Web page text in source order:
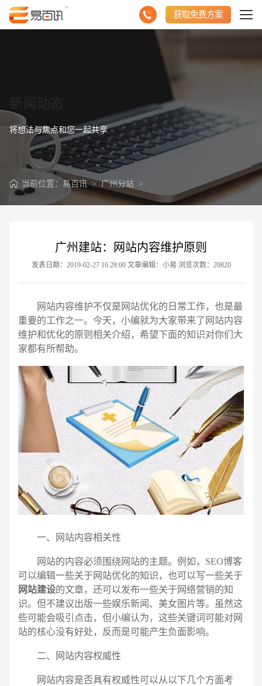
获取免费方案
将想法与焦点和您一起共享
当前位置： 易百讯>广州分站>
广州建站：网站内容维护原则
发表日期：2019-02-27 16:28:00 文章编辑：小易 浏览次数：20820
网站内容维护不仅是网站优化的日常工作，也是最
重要的工作之一。今天，小编就为大家带来了网站内容
维护和优化的原则相关介绍，希望下面的知识对你们大
家都有所帮助。
一、网站内容相关性
网站的内容必须围绕网站的主题。例如，SEO博客
可以编辑一些关于网站优化的知识，也可以写一些关于
网站建设的文章，还可以发布一些关于网络营销的知
识。但不建议出版一些娱乐新闻、美女图片等。虽然这
些可能会吸引点击，但小编认为，这些关键词可能对网
站的核心没有好处，反而是可能产生负面影响。
二、网站内容权威性
网站内容是否具有权威性可以从以下几个方面考